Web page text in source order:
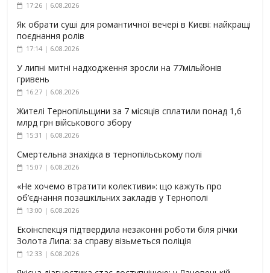
17:26 | 6.08.2026
Як обрати суші для романтичної вечері в Києві: найкращі
поєднання ролів
17:14 | 6.08.2026
У липні митні надходження зросли на 77мільйонів
гривень
16:27 | 6.08.2026
Жителі Тернопільщини за 7 місяців сплатили понад 1,6
млрд грн військового збору
15:31 | 6.08.2026
Смертельна знахідка в тернопільському полі
15:07 | 6.08.2026
«Не хочемо втратити колективи»: що кажуть про
об’єднання позашкільних закладів у Тернополі
13:00 | 6.08.2026
Екоінспекція підтвердила незаконні роботи біля річки
Золота Липа: за справу візьметься поліція
12:33 | 6.08.2026